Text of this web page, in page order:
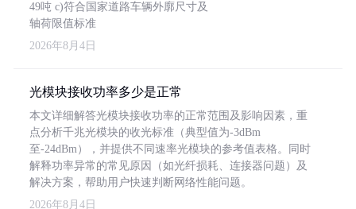
49吨 c)符合国家道路车辆外廓尺寸及
轴荷限值标准
2026年8月4日
光模块接收功率多少是正常
本文详细解答光模块接收功率的正常范围及影响因素，重
点分析千兆光模块的收光标准（典型值为-3dBm
至-24dBm），并提供不同速率光模块的参考值表格。同时
解释功率异常的常见原因（如光纤损耗、连接器问题）及
解决方案，帮助用户快速判断网络性能问题。
2026年8月4日